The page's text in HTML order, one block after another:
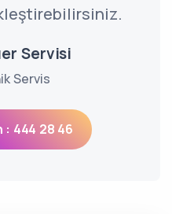
Servisi
Servis
: 444 28 46